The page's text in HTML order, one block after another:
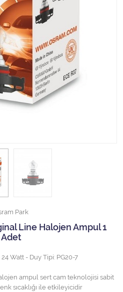
Park
Line Halojen Ampul 1
Adet
Watt - Duy Tipi: PG20-7
ampul sert cam teknolojisi sabit
sıcaklığı ile etkileyicidir